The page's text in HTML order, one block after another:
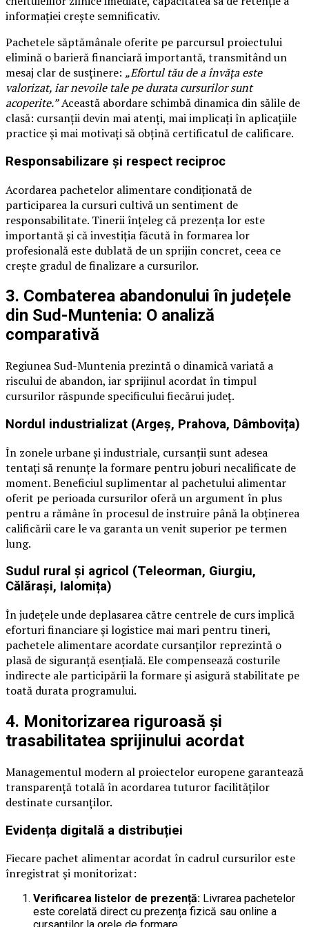
informației crește semnificativ.
Pachetele săptămânale oferite pe parcursul proiectului
elimină o barieră financiară importantă, transmitând un
mesaj clar de susținere: „Efortul tău de a învăța este
valorizat, iar nevoile tale pe durata cursurilor sunt
acoperite.”Această abordare schimbă dinamica din sălile de
clasă: cursanții devin mai atenți, mai implicați în aplicațiile
practice și mai motivați să obțină certificatul de calificare.
Responsabilizare și respect reciproc
Acordarea pachetelor alimentare condiționată de
participarea la cursuri cultivă un sentiment de
responsabilitate. Tinerii înțeleg că prezența lor este
importantă și că investiția făcută în formarea lor
profesională este dublată de un sprijin concret, ceea ce
crește gradul de finalizare a cursurilor.
3. Combaterea abandonului în județele
din Sud-Muntenia: O analiză
comparativă
Regiunea Sud-Muntenia prezintă o dinamică variată a
riscului de abandon, iar sprijinul acordat în timpul
cursurilor răspunde specificului fiecărui județ.
Nordul industrializat (Argeș, Prahova, Dâmbovița)
În zonele urbane și industriale, cursanții sunt adesea
tentați să renunțe la formare pentru joburi necalificate de
moment. Beneficiul suplimentar al pachetului alimentar
oferit pe perioada cursurilor oferă un argument în plus
pentru a rămâne în procesul de instruire până la obținerea
calificării care le va garanta un venit superior pe termen
lung.
Sudul rural și agricol (Teleorman, Giurgiu,
Călărași, Ialomița)
În județele unde deplasarea către centrele de curs implică
eforturi financiare și logistice mai mari pentru tineri,
pachetele alimentare acordate cursanților reprezintă o
plasă de siguranță esențială. Ele compensează costurile
indirecte ale participării la formare și asigură stabilitate pe
toată durata programului.
4. Monitorizarea riguroasă și
trasabilitatea sprijinului acordat
Managementul modern al proiectelor europene garantează
transparență totală în acordarea tuturor facilităților
destinate cursanților.
Evidența digitală a distribuției
Fiecare pachet alimentar acordat în cadrul cursurilor este
înregistrat și monitorizat:
Verificarea listelor de prezență: Livrarea pachetelor
este corelată direct cu prezența fizică sau online a